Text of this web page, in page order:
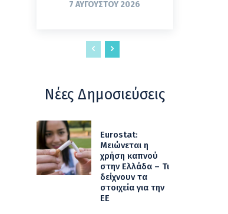
7 ΑΥΓΟΎΣΤΟΥ 2026
Νέες Δημοσιεύσεις
Eurostat:
Μειώνεται η
χρήση καπνού
στην Ελλάδα – Τι
δείχνουν τα
στοιχεία για την
ΕΕ